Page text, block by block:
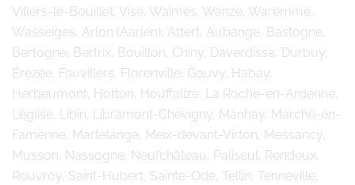
Villers-le-Bouillet, Visé, Waimes, Wanze, Waremme,
Wasseiges, Arlon (Aarlen), Attert, Aubange, Bastogne,
Bertogne, Bertrix, Bouillon, Chiny, Daverdisse, Durbuy,
Érezée, Fauvillers, Florenville, Gouvy, Habay,
Herbeumont, Hotton, Houffalize, La Roche-en-Ardenne,
Léglise, Libin, Libramont-Chevigny, Manhay, Marche-en-
Famenne, Martelange, Meix-devant-Virton, Messancy,
Musson, Nassogne, Neufchâteau, Paliseul, Rendeux,
Rouvroy, Saint-Hubert, Sainte-Ode, Tellin, Tenneville,